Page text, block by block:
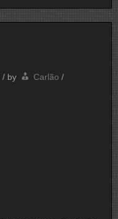
ARCTIC
/ by Carlão /